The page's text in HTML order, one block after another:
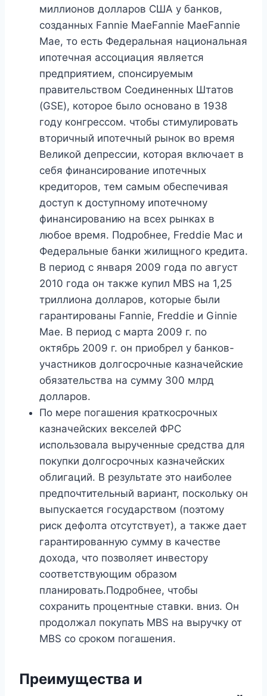
миллионов долларов США у банков,
созданных Fannie MaeFannie MaeFannie
Mae, то есть Федеральная национальная
ипотечная ассоциация является
предприятием, спонсируемым
правительством Соединенных Штатов
(GSE), которое было основано в 1938
году конгрессом. чтобы стимулировать
вторичный ипотечный рынок во время
Великой депрессии, которая включает в
себя финансирование ипотечных
кредиторов, тем самым обеспечивая
доступ к доступному ипотечному
финансированию на всех рынках в
любое время. Подробнее, Freddie Mac и
Федеральные банки жилищного кредита.
В период с января 2009 года по август
2010 года он также купил MBS на 1,25
триллиона долларов, которые были
гарантированы Fannie, Freddie и Ginnie
Mae. В период с марта 2009 г. по
октябрь 2009 г. он приобрел у банков-
участников долгосрочные казначейские
обязательства на сумму 300 млрд
долларов.
По мере погашения краткосрочных
казначейских векселей ФРС
использовала вырученные средства для
покупки долгосрочных казначейских
облигаций. В результате это наиболее
предпочтительный вариант, поскольку он
выпускается государством (поэтому
риск дефолта отсутствует), а также дает
гарантированную сумму в качестве
дохода, что позволяет инвестору
соответствующим образом
планировать.Подробнее, чтобы
сохранить процентные ставки. вниз. Он
продолжал покупать MBS на выручку от
MBS со сроком погашения.
Преимущества и